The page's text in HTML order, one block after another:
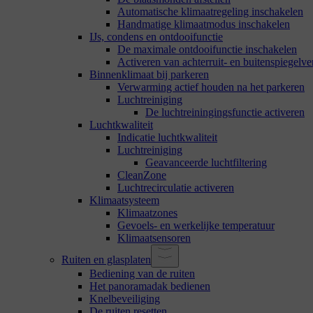
Automatische klimaatregeling inschakelen
Handmatige klimaatmodus inschakelen
IJs, condens en ontdooifunctie
De maximale ontdooifunctie inschakelen
Activeren van achterruit- en
Binnenklimaat bij parkeren
Verwarming actief houden na het parkeren
Luchtreiniging
De luchtreiningingsfunctie activeren
Luchtkwaliteit
Indicatie luchtkwaliteit
Luchtreiniging
Geavanceerde luchtfiltering
CleanZone
Luchtrecirculatie activeren
Klimaatsysteem
Klimaatzones
Gevoels- en werkelijke temperatuur
Klimaatsensoren
Ruiten en glasplaten
Bediening van de ruiten
Het panoramadak bedienen
Knelbeveiliging